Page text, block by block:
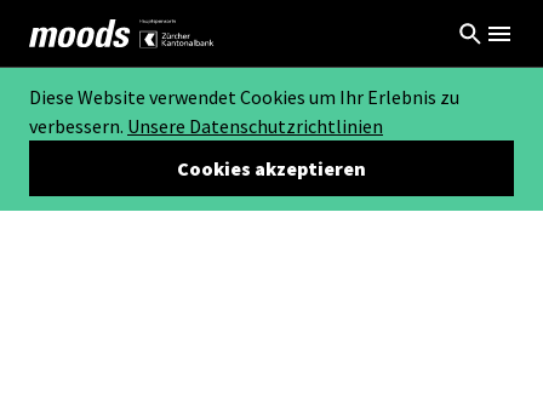
Diese Website verwendet Cookies um Ihr Erlebnis zu
verbessern. Unsere Datenschutzrichtlinien
Cookies akzeptieren